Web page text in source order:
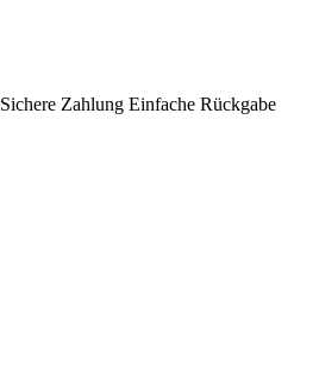
Sichere Zahlung Einfache Rückgabe